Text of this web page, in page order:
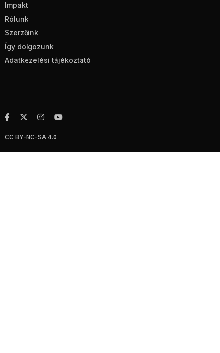
Impakt
Rólunk
Szerzőink
Így dolgozunk
Adatkezelési tájékoztató
CC BY-NC-SA 4.0